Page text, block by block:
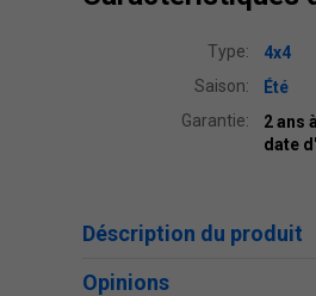
Type:
4x4
Saison:
Été
Garantie:
2 ans
date
Déscription du produit
Opinions